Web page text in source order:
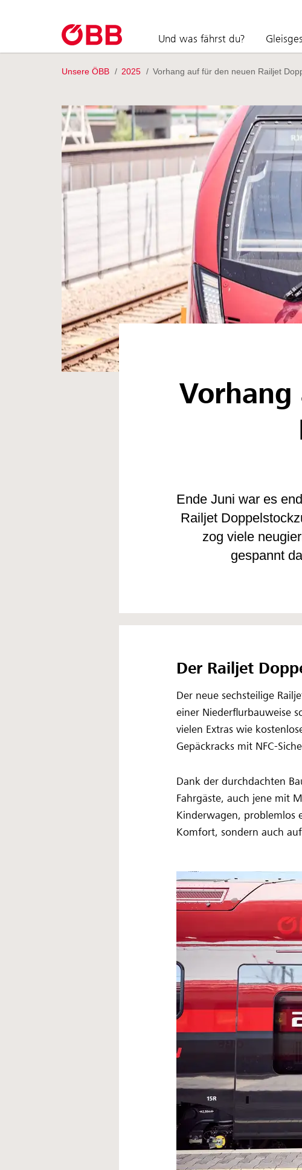
Und was fährst du?
Unsere ÖBB / 2025 / Vorhang auf für den neuen Railjet
Ende Juni war es
Railjet
zog viele
gespannt
Der Railjet
Der neue sechsteilige
einer Niederflurbauweise
vielen Extras wie
Gepäckracks mit NFC-
Dank der durchdachten
Fahrgäste, auch jene mit
Kinderwagen, problemlos
Komfort, sondern auch